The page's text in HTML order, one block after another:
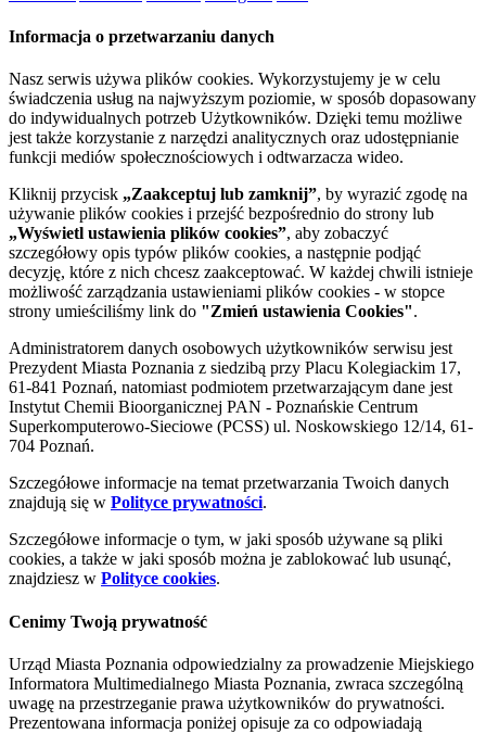
Informacja o przetwarzaniu danych
Nasz serwis używa plików cookies. Wykorzystujemy je w celu
świadczenia usług na najwyższym poziomie, w sposób dopasowany
do indywidualnych potrzeb Użytkowników. Dzięki temu możliwe
jest także korzystanie z narzędzi analitycznych oraz udostępnianie
funkcji mediów społecznościowych i odtwarzacza wideo.
Kliknij przycisk „Zaakceptuj lub zamknij”, by wyrazić zgodę na
używanie plików cookies i przejść bezpośrednio do strony lub
„Wyświetl ustawienia plików cookies”, aby zobaczyć
szczegółowy opis typów plików cookies, a następnie podjąć
decyzję, które z nich chcesz zaakceptować. W każdej chwili istnieje
możliwość zarządzania ustawieniami plików cookies - w stopce
strony umieściliśmy link do "Zmień ustawienia Cookies".
Administratorem danych osobowych użytkowników serwisu jest
Prezydent Miasta Poznania z siedzibą przy Placu Kolegiackim 17,
61-841 Poznań, natomiast podmiotem przetwarzającym dane jest
Instytut Chemii Bioorganicznej PAN - Poznańskie Centrum
Superkomputerowo-Sieciowe (PCSS) ul. Noskowskiego 12/14, 61-
704 Poznań.
Szczegółowe informacje na temat przetwarzania Twoich danych
znajdują się w Polityce prywatności.
Szczegółowe informacje o tym, w jaki sposób używane są pliki
cookies, a także w jaki sposób można je zablokować lub usunąć,
znajdziesz w Polityce cookies.
Cenimy Twoją prywatność
Urząd Miasta Poznania odpowiedzialny za prowadzenie Miejskiego
Informatora Multimedialnego Miasta Poznania, zwraca szczególną
uwagę na przestrzeganie prawa użytkowników do prywatności.
Prezentowana informacja poniżej opisuje za co odpowiadają